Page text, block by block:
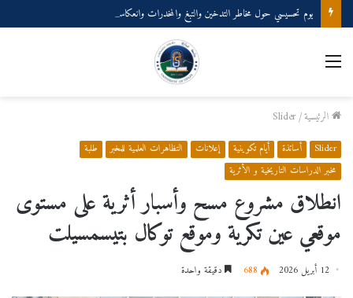
الرئيسية/
Slider
Slider أساتذة أيام تكوينية إعلانات التظاهرات العلمية للمخبر
طلبة
مخبر الدراسات التاريخية و الأثرية
انطلاق مشروع مسح وأسبار أثرية على مستوى
موقعي عين تكرية وموقع توكال بتيسمسيلت
12 أبريل 2026 688 دقيقة واحدة